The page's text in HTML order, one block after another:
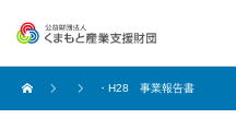
・H28 事業報告書